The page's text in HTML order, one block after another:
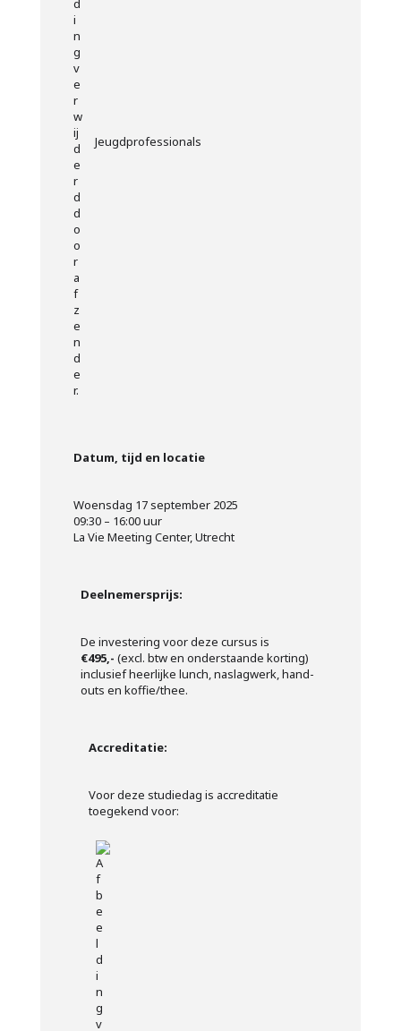
Jeugdprofessionals
Datum, tijd en locatie
Woensdag 17 september 2025
09:30 – 16:00 uur
La Vie Meeting Center, Utrecht
Deelnemersprijs:
De investering voor deze cursus is
€495,- (excl. btw en onderstaande korting)
inclusief heerlijke lunch, naslagwerk, hand-
outs en koffie/thee.
Accreditatie:
Voor deze studiedag is accreditatie
toegekend voor: